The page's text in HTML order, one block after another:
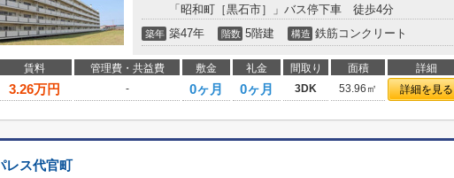
「昭和町［黒石市］」バス停下車 徒歩4分
築年 築47年 階数 5階建 構造 鉄筋コンクリート
賃料 管理費・共益費 敷金 礼金 間取り 面積 詳細
3.26万円 - 0ヶ月 0ヶ月 3DK 53.96㎡ 詳細を見る
レス代官町